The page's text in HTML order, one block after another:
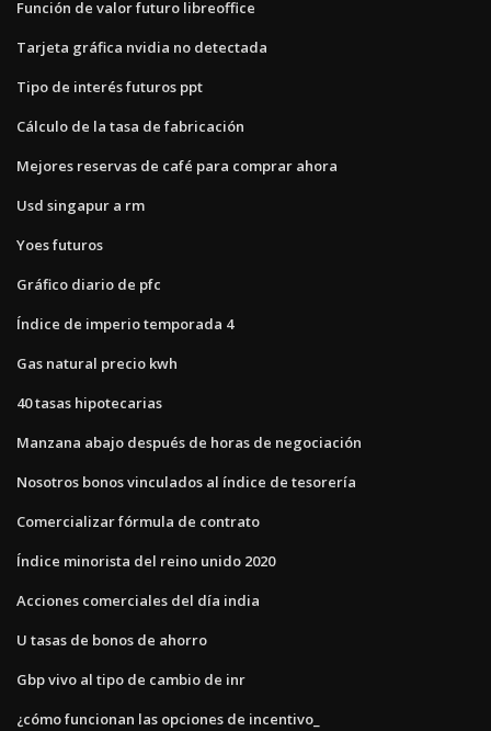
Función de valor futuro libreoffice
Tarjeta gráfica nvidia no detectada
Tipo de interés futuros ppt
Cálculo de la tasa de fabricación
Mejores reservas de café para comprar ahora
Usd singapur a rm
Yoes futuros
Gráfico diario de pfc
Índice de imperio temporada 4
Gas natural precio kwh
40 tasas hipotecarias
Manzana abajo después de horas de negociación
Nosotros bonos vinculados al índice de tesorería
Comercializar fórmula de contrato
Índice minorista del reino unido 2020
Acciones comerciales del día india
U tasas de bonos de ahorro
Gbp vivo al tipo de cambio de inr
¿cómo funcionan las opciones de incentivo_